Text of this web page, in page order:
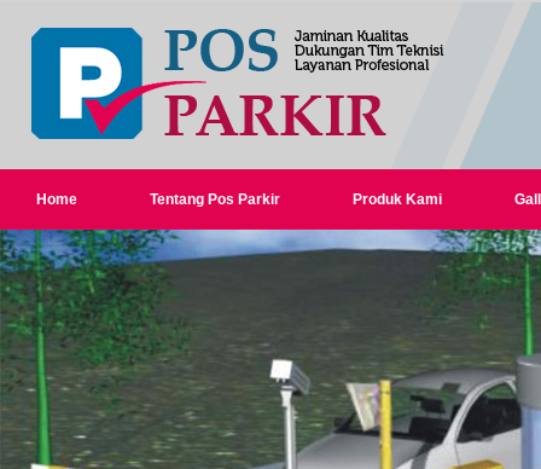
Home Tentang Pos Parkir Produk Kami